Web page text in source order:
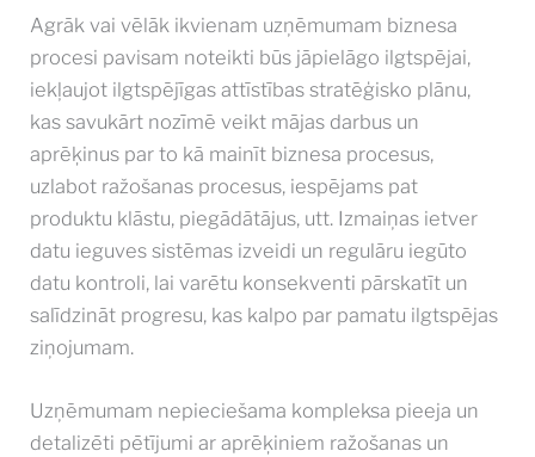
Agrāk vai vēlāk ikvienam uzņēmumam biznesa
procesi pavisam noteikti būs jāpielāgo ilgtspējai,
iekļaujot ilgtspējīgas attīstības stratēģisko plānu,
kas savukārt nozīmē veikt mājas darbus un
aprēķinus par to kā mainīt biznesa procesus,
uzlabot ražošanas procesus, iespējams pat
produktu klāstu, piegādātājus, utt. Izmaiņas ietver
datu ieguves sistēmas izveidi un regulāru iegūto
datu kontroli, lai varētu konsekventi pārskatīt un
salīdzināt progresu, kas kalpo par pamatu ilgtspējas
ziņojumam.
Uzņēmumam nepieciešama kompleksa pieeja un
detalizēti pētījumi ar aprēķiniem ražošanas un